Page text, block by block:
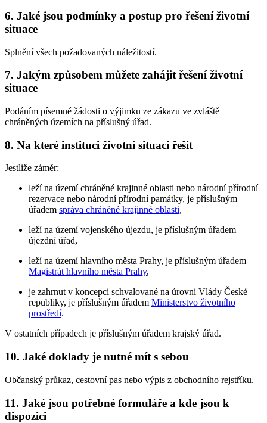
6. Jaké jsou podmínky a postup pro řešení životní
situace
Splnění všech požadovaných náležitostí.
7. Jakým způsobem můžete zahájit řešení životní
situace
Podáním písemné žádosti o výjimku ze zákazu ve zvláště
chráněných územích na příslušný úřad.
8. Na které instituci životní situaci řešit
Jestliže záměr:
leží na území chráněné krajinné oblasti nebo národní přírodní
rezervace nebo národní přírodní památky, je příslušným
úřadem správa chráněné krajinné oblasti,
leží na území vojenského újezdu, je příslušným úřadem
újezdní úřad,
leží na území hlavního města Prahy, je příslušným úřadem
Magistrát hlavního města Prahy,
je zahrnut v koncepci schvalované na úrovni Vlády České
republiky, je příslušným úřadem Ministerstvo životního
prostředí.
V ostatních případech je příslušným úřadem krajský úřad.
10. Jaké doklady je nutné mít s sebou
Občanský průkaz, cestovní pas nebo výpis z obchodního rejstříku.
11. Jaké jsou potřebné formuláře a kde jsou k
dispozici